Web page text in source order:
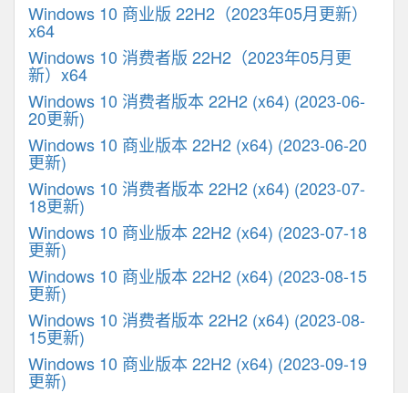
Windows 10 商业版 22H2（2023年05月更新）
x64
Windows 10 消费者版 22H2（2023年05月更
新）x64
Windows 10 消费者版本 22H2 (x64) (2023-06-
20更新)
Windows 10 商业版本 22H2 (x64) (2023-06-20
更新)
Windows 10 消费者版本 22H2 (x64) (2023-07-
18更新)
Windows 10 商业版本 22H2 (x64) (2023-07-18
更新)
Windows 10 商业版本 22H2 (x64) (2023-08-15
更新)
Windows 10 消费者版本 22H2 (x64) (2023-08-
15更新)
Windows 10 商业版本 22H2 (x64) (2023-09-19
更新)